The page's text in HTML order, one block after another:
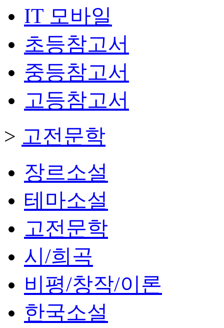
IT 모바일
초등참고서
중등참고서
고등참고서
> 고전문학
장르소설
테마소설
고전문학
시/희곡
비평/창작/이론
한국소설